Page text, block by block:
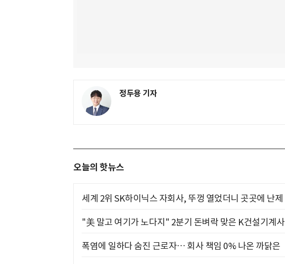
정두용 기자
오늘의 핫뉴스
세계 2위 SK하이닉스 자회사, 뚜껑 열었더니 곳곳에 난제
"美 말고 여기가 노다지" 2분기 돈벼락 맞은 K건설기계사
폭염에 일하다 숨진 근로자… 회사 책임 0% 나온 까닭은